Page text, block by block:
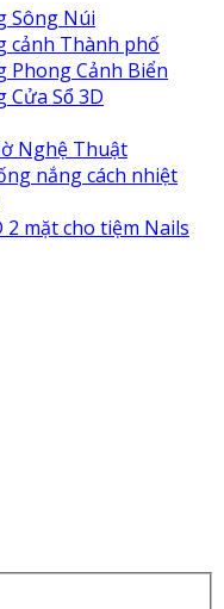
Sông Núi
cảnh Thành phố
Phong Cảnh Biển
Sổ 3D
Nghệ Thuật
nắng cách nhiệt
2 mặt cho tiệm Nails